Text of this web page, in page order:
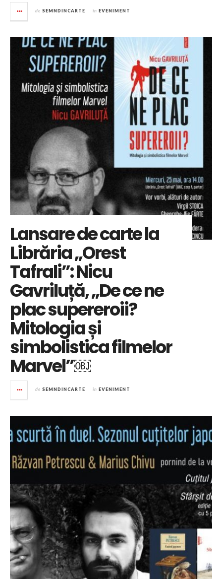
de SEMNDINCARTE în EVENIMENT
Lansare de carte la
Librăria „Orest
Tafrali”: Nicu
Gavriluță, „De ce ne
plac supereroii?
Mitologia și
simbolistica filmelor
Marvel”￼
de SEMNDINCARTE în EVENIMENT